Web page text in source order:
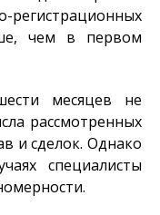
чем в первом
месяцев не
рассмотренных
и сделок. Однако
специалисты